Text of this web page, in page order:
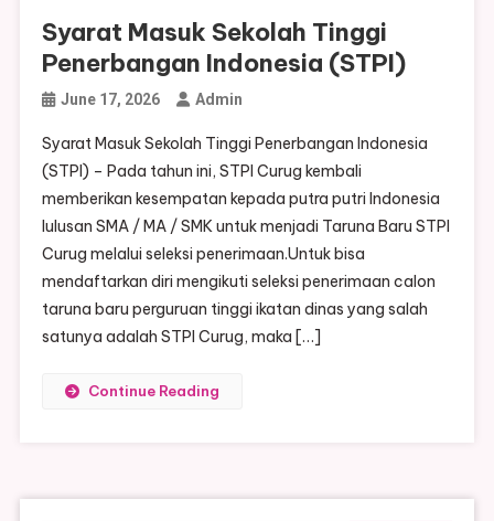
Syarat Masuk Sekolah Tinggi
Penerbangan Indonesia (STPI)
June 17, 2026 Admin
Syarat Masuk Sekolah Tinggi Penerbangan Indonesia
(STPI) – Pada tahun ini, STPI Curug kembali
memberikan kesempatan kepada putra putri Indonesia
lulusan SMA / MA / SMK untuk menjadi Taruna Baru STPI
Curug melalui seleksi penerimaan.Untuk bisa
mendaftarkan diri mengikuti seleksi penerimaan calon
taruna baru perguruan tinggi ikatan dinas yang salah
satunya adalah STPI Curug, maka […]
Continue Reading